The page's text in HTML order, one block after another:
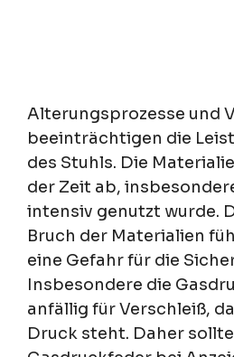
Alterungsprozesse und
beeinträchtigen die
des Stuhls. Die
der Zeit ab,
intensiv genutzt wurde.
Bruch der Materialien
eine Gefahr für die
Insbesondere die
anfällig für Verschleiß,
Druck steht. Daher